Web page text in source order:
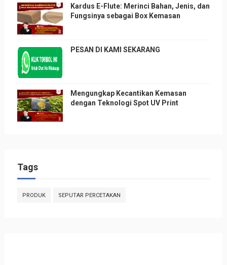
Kardus E-Flute: Merinci Bahan, Jenis, dan
Fungsinya sebagai Box Kemasan
PESAN DI KAMI SEKARANG
Mengungkap Kecantikan Kemasan
dengan Teknologi Spot UV Print
Tags
PRODUK SEPUTAR PERCETAKAN